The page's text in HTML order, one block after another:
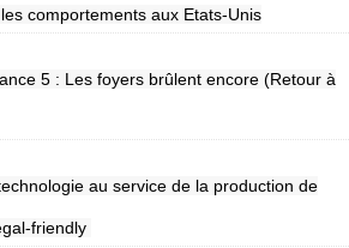
comportements aux Etats-Unis
5 : Les foyers brûlent encore (Retour à
au service de la production de
friendly